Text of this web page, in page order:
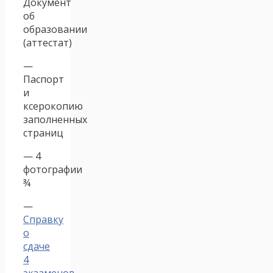
об
образовании
(аттестат)
—
Паспорт
и
ксерокопию
заполненных
страниц
— 4
фотографии
¾
—
Справку
о
сдаче
4